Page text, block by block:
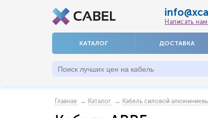
Написать нам
КАТАЛОГ ДОСТАВКА
Главная → Каталог → Кабель силовой